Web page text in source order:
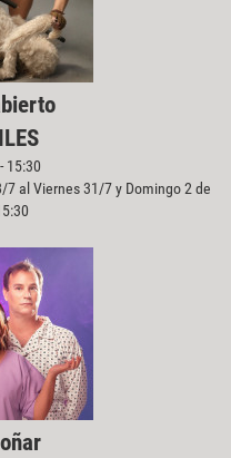
15:30
al Viernes 31/7 y Domingo 2 de